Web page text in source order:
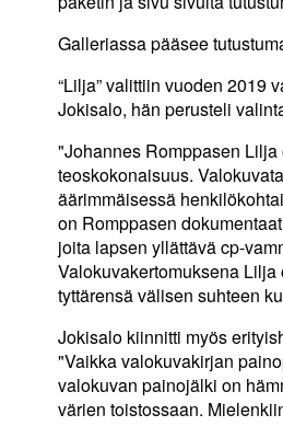
Galleriassa pääsee
“Lilja” valittiin vuoden 2019
Jokisalo, hän perusteli
"Johannes Romppasen
teoskokonaisuus.
äärimmäisessä
on Romppasen
joita lapsen yllättävä cp-
Valokuvakertomuksena
tyttärensä välisen suhteen
Jokisalo kiinnitti myös
"Vaikka valokuvakirjan
valokuvan painojälki on
värien toistossaan.